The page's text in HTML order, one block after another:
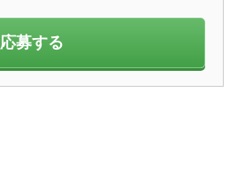
応募する